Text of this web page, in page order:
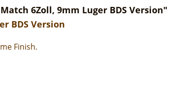
6Zoll, 9mm Luger BDS Version"
BDS Version
Finish.